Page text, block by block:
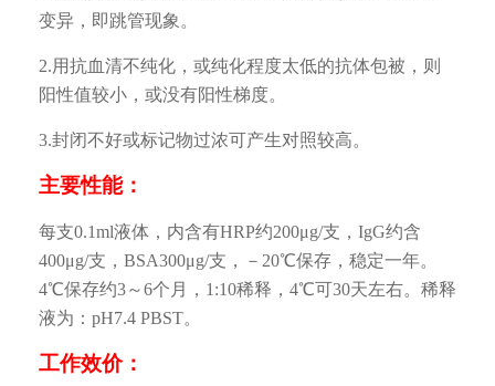
变异，即跳管现象。
2.用抗血清不纯化，或纯化程度太低的抗体包被，则
阳性值较小，或没有阳性梯度。
3.封闭不好或标记物过浓可产生对照较高。
主要性能：
每支0.1ml液体，内含有HRP约200μg/支，IgG约含
400μg/支，BSA300μg/支，－20℃保存，稳定一年。
4℃保存约3～6个月，1:10稀释，4℃可30天左右。稀释
液为：pH7.4 PBST。
工作效价：